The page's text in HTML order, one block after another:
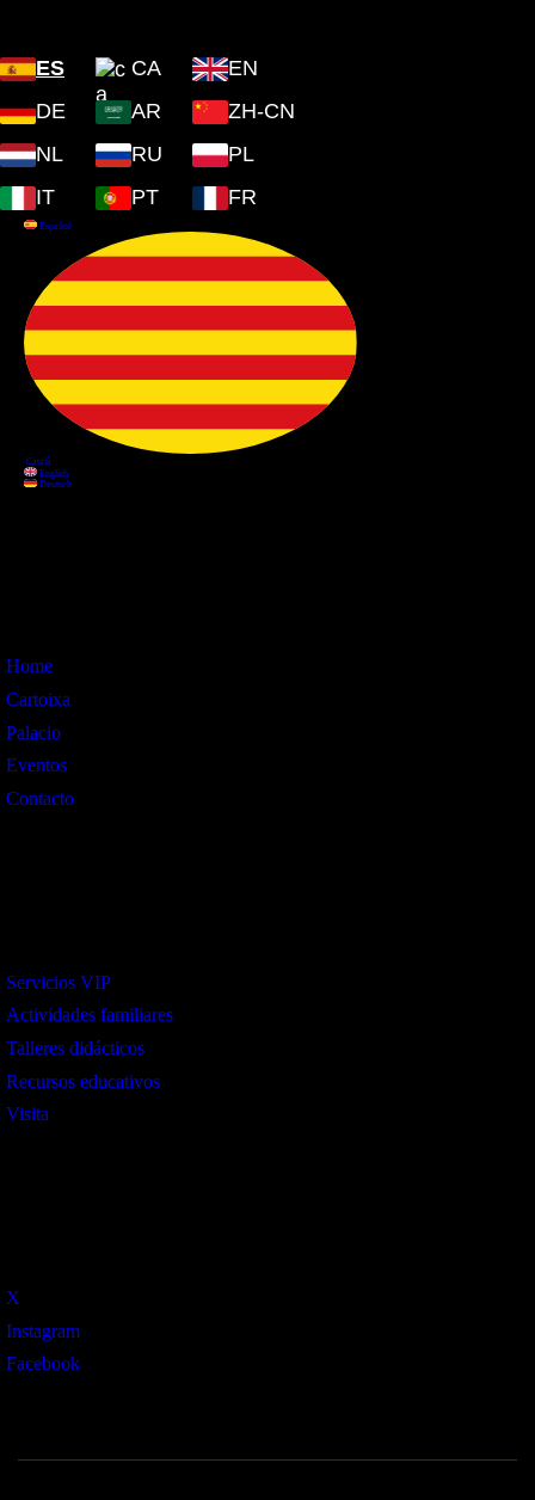
ES CA
EN
DE
AR
ZH-CN
NL
RU
PL
IT
PT FR
Home
Cartoixa
Palacio
Eventos
Contacto
Servicios VIP
Actividades familiares
Talleres didácticos
Recursos educativos
Visita
X
Instagram
Facebook